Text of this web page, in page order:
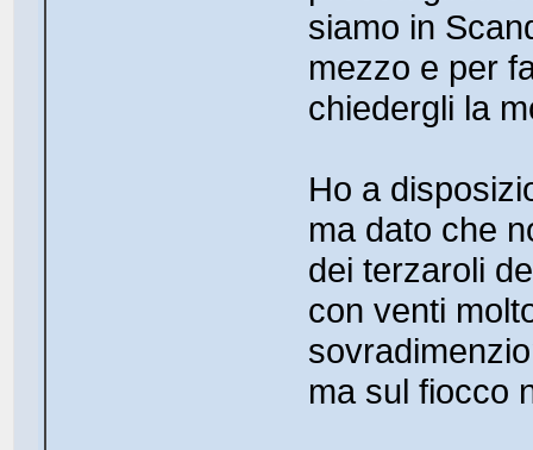
siamo in
mezzo e per
chiedergli la
Ho a
ma dato che
dei terzaroli
con venti
ma sul fiocco